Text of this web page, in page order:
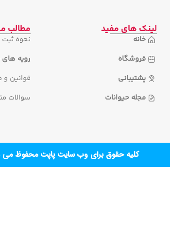
لینک های مفید
خانه
فروشگاه
پشتیبانی
مجله حیوانات
مطالب
نحوه
رویه های
قوانین و
سوالات
کلیه حقوق برای وب سایت پاپت محفوظ می